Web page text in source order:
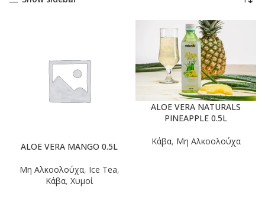
ALOE VERA MANGO 0.5L
Μη Αλκοολούχα, Ice Tea,
Κάβα, Χυμοί
ALOE VERA NATURALS
PINEAPPLE 0.5L
Κάβα, Μη Αλκοολούχα